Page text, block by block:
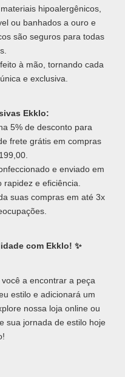
hipoalergênicos,
ou banhados a ouro e
são seguros para todas
à mão, tornando cada
e exclusiva.
Ekklo:
5% de desconto para
frete grátis em compras
e enviado em
e eficiência.
suas compras em até 3x
com Ekklo! ✨
a encontrar a peça
estilo e adicionará um
nossa loja online ou
sua jornada de estilo hoje